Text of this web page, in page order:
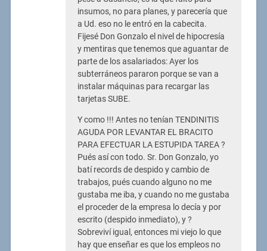
insumos, no para planes, y parecería que
a Ud. eso no le entró en la cabecita.
Fijesé Don Gonzalo el nivel de hipocresía
y mentiras que tenemos que aguantar de
parte de los asalariados: Ayer los
subterráneos pararon porque se van a
instalar máquinas para recargar las
tarjetas SUBE.
Y como !!! Antes no tenían TENDINITIS
AGUDA POR LEVANTAR EL BRACITO
PARA EFECTUAR LA ESTUPIDA TAREA ?
Pués así con todo. Sr. Don Gonzalo, yo
batí records de despido y cambio de
trabajos, pués cuando alguno no me
gustaba me iba, y cuando no me gustaba
el proceder de la empresa lo decía y por
escrito (despido inmediato), y ?
Sobreviví igual, entonces mi viejo lo que
hay que enseñar es que los empleos no